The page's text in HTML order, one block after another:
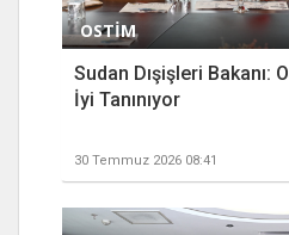
OSTİM
Sudan Dışişleri Bakanı:
İyi Tanınıyor
30 Temmuz 2026 08:41